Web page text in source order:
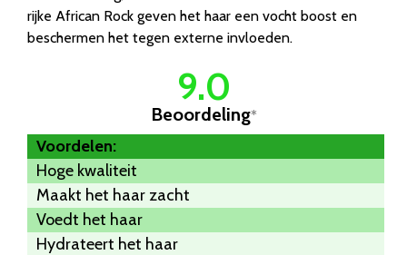
rijke African Rock geven het haar een vocht boost en
beschermen het tegen externe invloeden.
9.0
Beoordeling*
Voordelen:
Hoge kwaliteit
Maakt het haar zacht
Voedt het haar
Hydrateert het haar